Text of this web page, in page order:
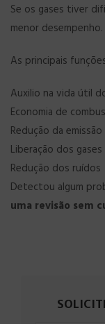
Se os gases tiver
menor desempenho.
As principais
Auxilio na vida útil
Economia de
Redução da
Liberação dos gases
Redução dos ruídos
Detectou algum
uma revisão sem